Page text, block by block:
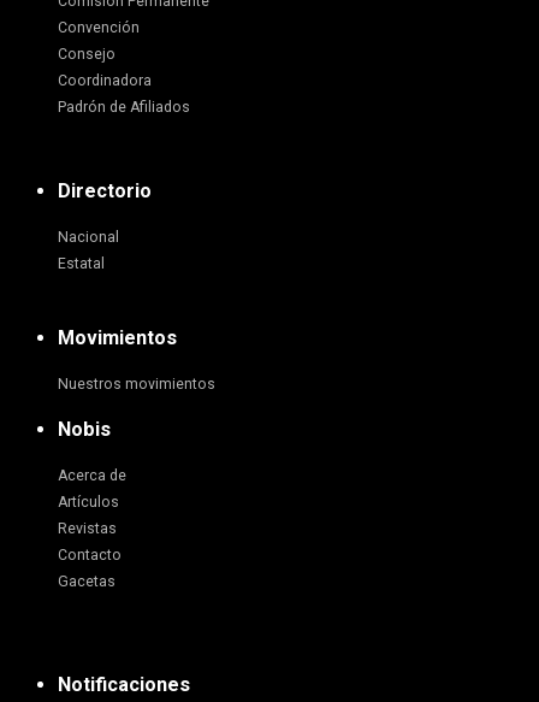
Convención
Consejo
Coordinadora
Padrón de Afiliados
Directorio
Nacional
Estatal
Movimientos
Nuestros movimientos
Nobis
Acerca de
Artículos
Revistas
Contacto
Gacetas
Notificaciones